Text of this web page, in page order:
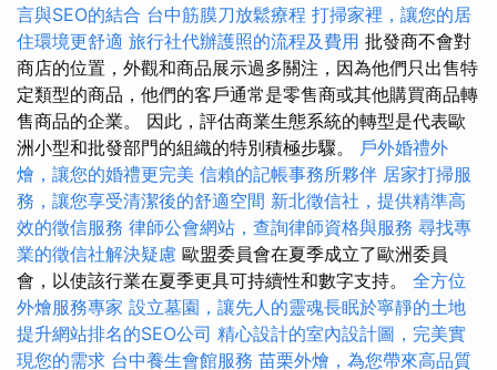
言與SEO的結合 台中筋膜刀放鬆療程 打掃家裡，讓您的居
住環境更舒適 旅行社代辦護照的流程及費用 批發商不會對
商店的位置，外觀和商品展示過多關注，因為他們只出售特
定類型的商品，他們的客戶通常是零售商或其他購買商品轉
售商品的企業。 因此，評估商業生態系統的轉型是代表歐
洲小型和批發部門的組織的特別積極步驟。 戶外婚禮外
燴，讓您的婚禮更完美 信賴的記帳事務所夥伴 居家打掃服
務，讓您享受清潔後的舒適空間 新北徵信社，提供精準高
效的徵信服務 律師公會網站，查詢律師資格與服務 尋找專
業的徵信社解決疑慮 歐盟委員會在夏季成立了歐洲委員
會，以使該行業在夏季更具可持續性和數字支持。 全方位
外燴服務專家 設立墓園，讓先人的靈魂長眠於寧靜的土地
提升網站排名的SEO公司 精心設計的室內設計圖，完美實
現您的需求 台中養生會館服務 苗栗外燴，為您帶來高品質